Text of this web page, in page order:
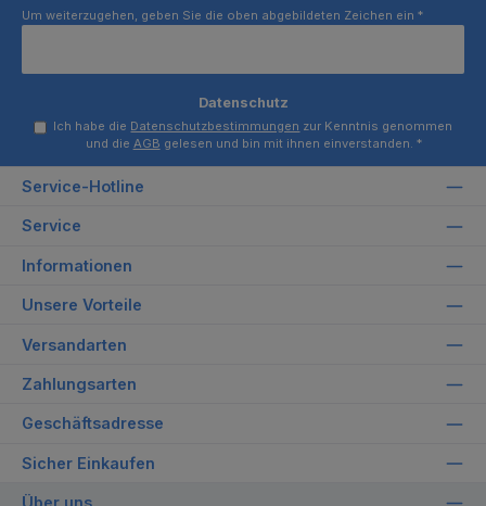
Um weiterzugehen, geben Sie die oben abgebildeten Zeichen ein *
Datenschutz
Ich habe die Datenschutzbestimmungen zur Kenntnis genommen
und die AGB gelesen und bin mit ihnen einverstanden. *
Service-Hotline
Service
Informationen
Unsere Vorteile
Versandarten
Zahlungsarten
Geschäftsadresse
Sicher Einkaufen
Über uns